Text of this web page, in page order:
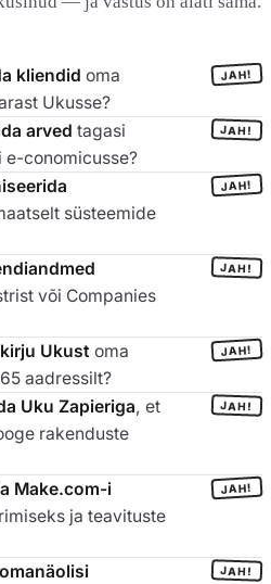
kliendid oma
Ukusse?
JAH!
arved tagasi
e-conomicusse?
JAH!
süsteemide
JAH!
või Companies
JAH!
Ukust oma
aadressilt?
JAH!
Uku Zapieriga, et
rakenduste
JAH!
Make.com-i
ja teavituste
JAH!
JAH!